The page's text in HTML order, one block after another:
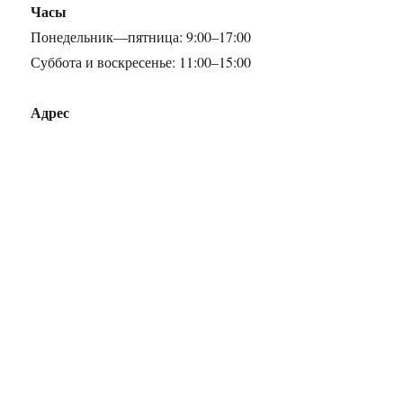
Часы
Понедельник—пятница: 9:00–17:00
Суббота и воскресенье: 11:00–15:00
Адрес